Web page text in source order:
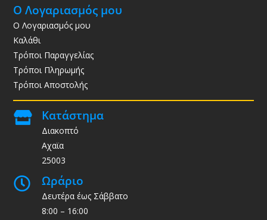
Ο Λογαριασμός μου
Ο Λογαριασμός μου
Καλάθι
Τρόποι Παραγγελίας
Τρόποι Πληρωμής
Τρόποι Αποστολής
 Κατάστημα
Διακοπτό
Αχαϊα
25003
 Ωράριο
Δευτέρα έως Σάββατο
8:00 – 16:00